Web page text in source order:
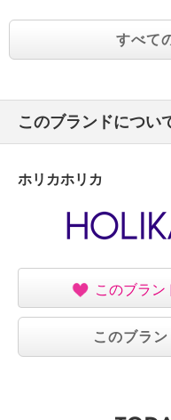
すべて
このブランドについ
ホリカホリカ
このブラン
このブラ